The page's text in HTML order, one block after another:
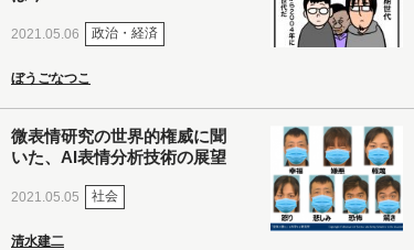
2021.05.06 政治・経済
ぼうごなつこ
微表情研究の世界的権威に聞
いた、AI表情分析技術の展望
2021.05.05 社会
清水建二